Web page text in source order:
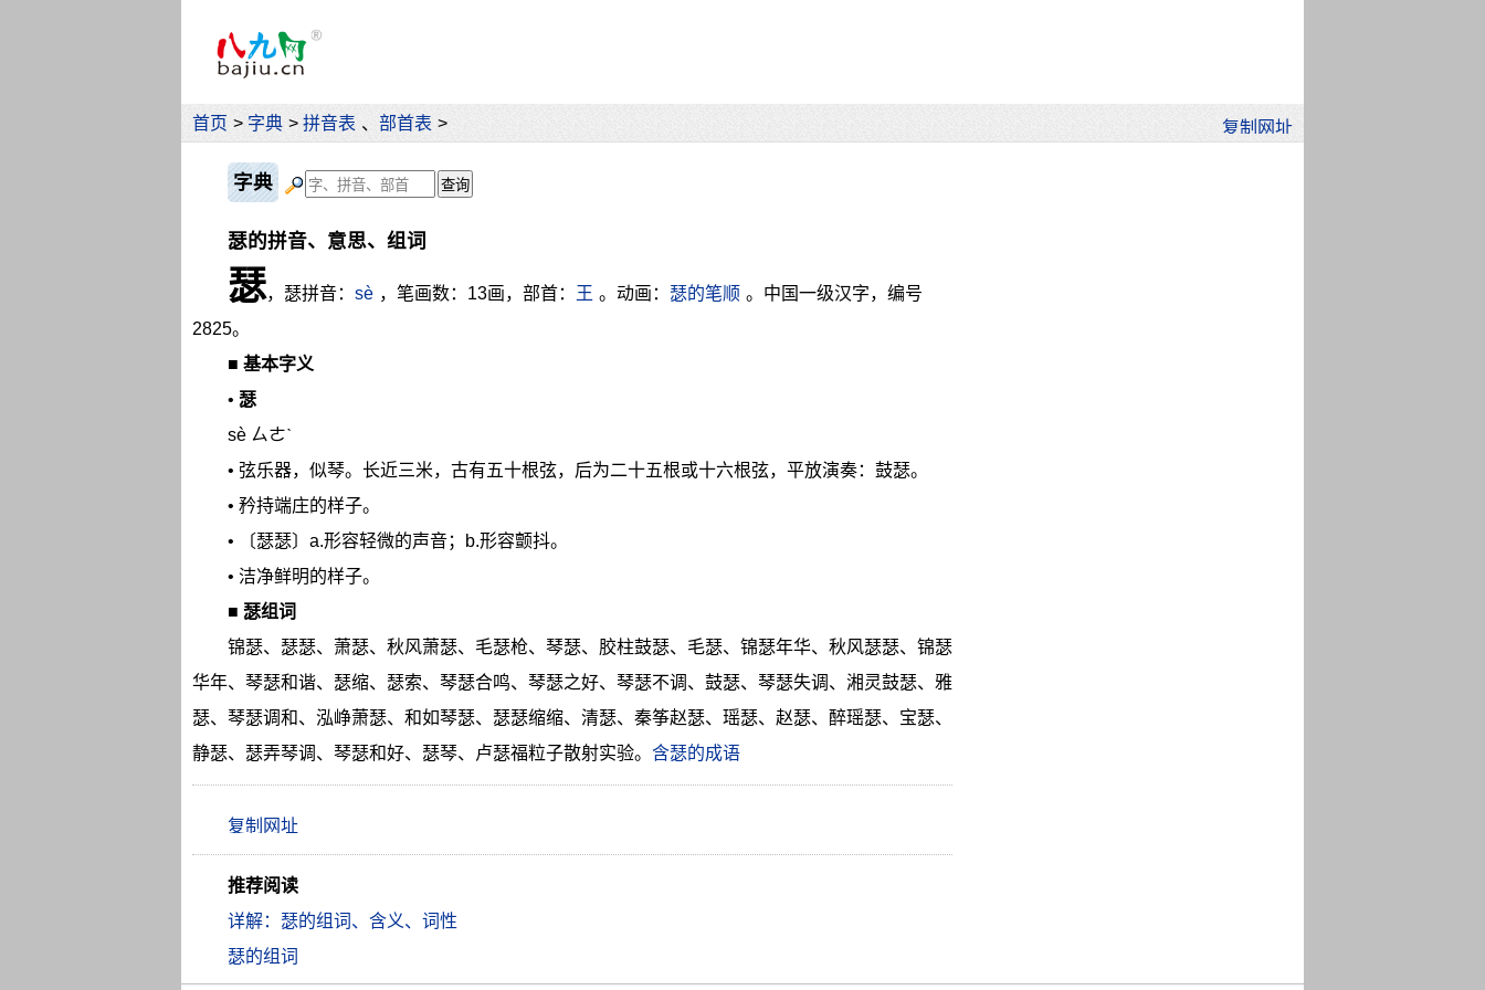
首页 > 字典 > 拼音表 、 部首表 >
字典
瑟的拼音、意思、组词
瑟，瑟拼音： sè ，笔画数：13画，部首： 王 。动画： 瑟的笔顺 。中国一级汉字，编号
2825。
■ 基本字义
• 瑟
sè ㄙㄜˋ
• 弦乐器，似琴。长近三米，古有五十根弦，后为二十五根或十六根弦，平放演奏：鼓瑟。
• 矜持端庄的样子。
• 〔瑟瑟〕a.形容轻微的声音；b.形容颤抖。
• 洁净鲜明的样子。
■ 瑟组词
锦瑟、瑟瑟、萧瑟、秋风萧瑟、毛瑟枪、琴瑟、胶柱鼓瑟、毛瑟、锦瑟年华、秋风瑟瑟、锦瑟
华年、琴瑟和谐、瑟缩、瑟索、琴瑟合鸣、琴瑟之好、琴瑟不调、鼓瑟、琴瑟失调、湘灵鼓瑟、雅
瑟、琴瑟调和、泓峥萧瑟、和如琴瑟、瑟瑟缩缩、清瑟、秦筝赵瑟、瑶瑟、赵瑟、醉瑶瑟、宝瑟、
静瑟、瑟弄琴调、琴瑟和好、瑟琴、卢瑟福粒子散射实验。 含瑟的成语
推荐阅读
详解：瑟的组词、含义、词性
瑟的组词